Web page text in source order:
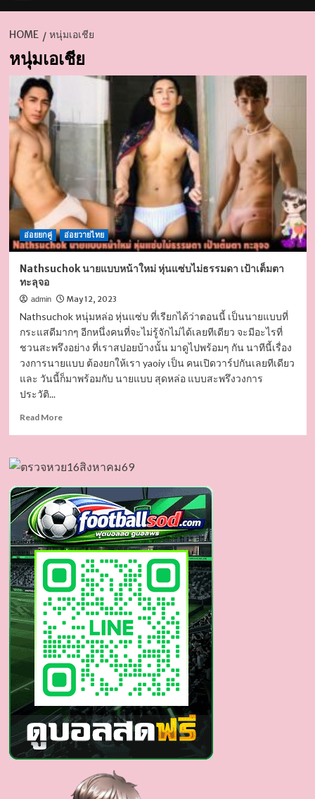
HOME หนุ่มเอเชีย
หนุ่มเอเชีย
อ่อยยกคู่ อ่อยวายไทย
Nathsuchok นายแบบหน้าใหม่ หุ่นแซ่บไม่ธรรมดา เป้าเต็มตา
ทะลุจอ
admin May 12, 2023
Nathsuchok หนุ่มหล่อ หุ่นแซ่บ ที่เรียกได้ว่าตอนนี้ เป็นนายแบบที่
กระแสดีมากๆ อีกหนึ่งคนที่จะไม่รู้จักไม่ได้เลยทีเดียว จะมีอะไรที่
ชวนสะพรึงอย่าง ที่เราสปอยบ้างนั้น มาดูไปพร้อมๆ กัน นาทีนี้เรื่อง
วงการนายแบบ ต้องยกให้เรา yaoiy เป็น คนเปิดวาร์ปกันเลยทีเดียว
และ วันนี้ก็มาพร้อมกับ นายแบบ สุดหล่อ แบบสะพรึงวงการ
ประวัติ...
Read MoreRead
นาย
หน้า
ใหม่
หุ่น
แซ่
บ
ไม่
ธรรมดา
เป้า
เต็มตา
ทะลุ